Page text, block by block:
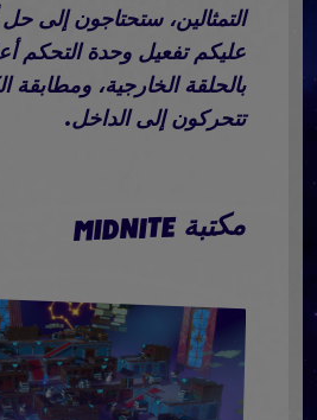
التمثالين، ستحتاجون إلى
عليكم تفعيل وحدة التحكم
بالحلقة الخارجية، ومطابقة
تتحركون إلى الداخل.
مكتبةMIDNITE